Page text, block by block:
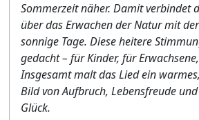
Sommerzeit näher. Damit verbindet
über das Erwachen der Natur mit
sonnige Tage. Diese heitere
gedacht – für Kinder, für
Insgesamt malt das Lied ein
Bild von Aufbruch, Lebensfreude
Glück.